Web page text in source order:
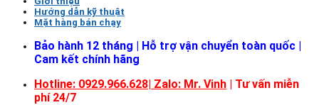
Hướng dẫn kỹ thuật
Mặt hàng bán chạy
Bảo hành 12 tháng | Hỗ trợ vận chuyển toàn quốc |
Cam kết chính hãng
Hotline: 0929.966.628| Zalo: Mr. Vinh | Tư vấn miễn
phí 24/7